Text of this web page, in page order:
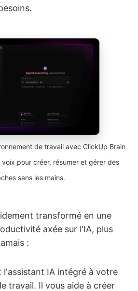
de travail avec ClickUp Brain
pour créer, résumer et gérer des
sans les mains.
transformé en une
axée sur l'IA, plus
:
l'assistant IA intégré à votre
travail. Il vous aide à créer